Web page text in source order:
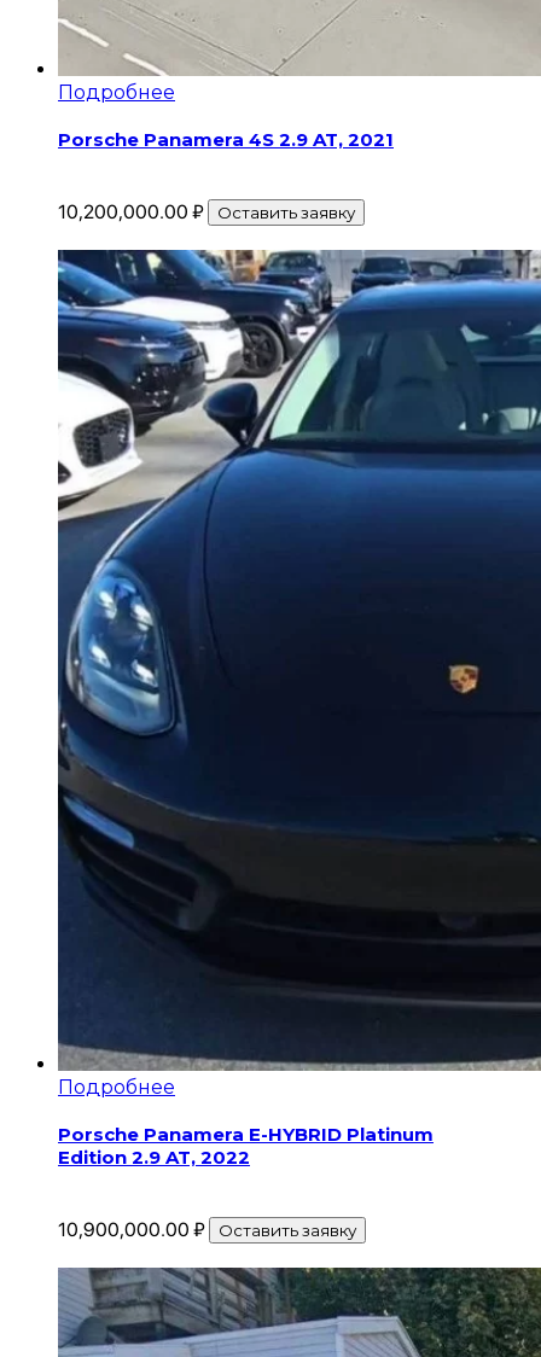
Подробнее
Porsche Panamera 4S 2.9 AT, 2021
10,200,000.00 ₽ Оставить заявку
Подробнее
Porsche Panamera E-HYBRID Platinum
Edition 2.9 AT, 2022
10,900,000.00 ₽ Оставить заявку